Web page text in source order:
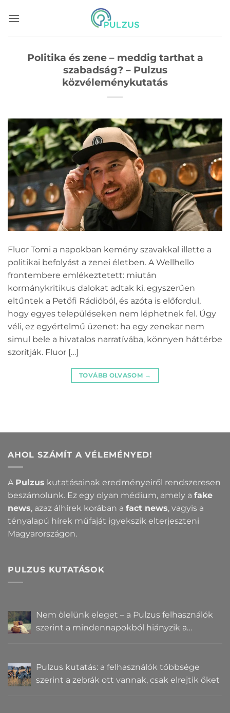
Politika és zene – meddig tarthat a
szabadság? – Pulzus
közvéleménykutatás
Fluor Tomi a napokban kemény szavakkal illette a
politikai befolyást a zenei életben. A Wellhello
frontembere emlékeztetett: miután
kormánykritikus dalokat adtak ki, egyszerűen
eltűntek a Petőfi Rádióból, és azóta is előfordul,
hogy egyes településeken nem léphetnek fel. Úgy
véli, ez egyértelmű üzenet: ha egy zenekar nem
simul bele a hivatalos narratívába, könnyen háttérbe
szorítják. Fluor […]
TOVÁBB OLVASOM →
AHOL SZÁMÍT A VÉLEMÉNYED!
A Pulzus kutatásainak eredményeiről rendszeresen
beszámolunk. Ez egy olyan médium, amely a fake
news, azaz álhírek korában a fact news, vagyis a
tényalapú hírek műfaját igyekszik elterjeszteni
Magyarországon.
PULZUS KUTATÁSOK
Nem ölelünk eleget – a Pulzus felhasználók
szerint a mindennapokból hiányzik a
Pulzus kutatás: a felhasználók többsége
szerint a zebrák ott vannak, csak elrejtik őket